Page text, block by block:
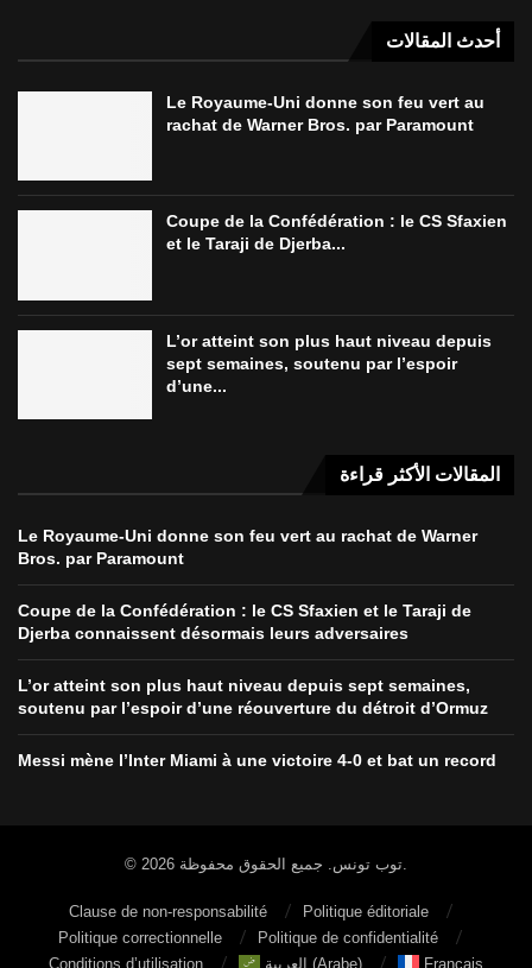
أحدث المقالات
Le Royaume-Uni donne son feu vert au
rachat de Warner Bros. par Paramount
Coupe de la Confédération : le CS Sfaxien
et le Taraji de Djerba...
L’or atteint son plus haut niveau depuis
sept semaines, soutenu par l’espoir
d’une...
المقالات الأكثر قراءة
Le Royaume-Uni donne son feu vert au rachat de Warner
Bros. par Paramount
Coupe de la Confédération : le CS Sfaxien et le Taraji de
Djerba connaissent désormais leurs adversaires
L’or atteint son plus haut niveau depuis sept semaines,
soutenu par l’espoir d’une réouverture du détroit d’Ormuz
Messi mène l’Inter Miami à une victoire 4-0 et bat un record
Clause de non-responsabilité
Politique éditoriale
Politique correctionnelle
Politique de confidentialité
Conditions d’utilisation
العربية (Arabe) Français